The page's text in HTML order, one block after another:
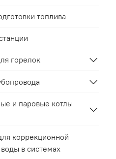
топлива
горелок
и паровые котлы
коррекционной
в системах